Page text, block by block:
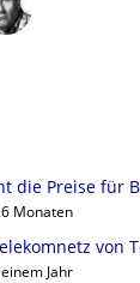
die Preise für
Monaten
von
Jahr